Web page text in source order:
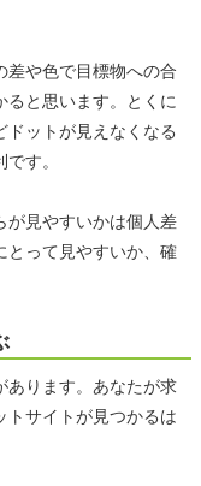
差や色で目標物への合
ると思います。とくに
ットが見えなくなる
す。
が見やすいかは個人差
とって見やすいか、確
あります。あなたが求
トサイトが見つかるは